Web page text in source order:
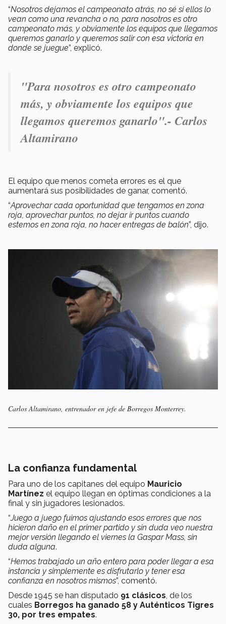
“Nosotros dejamos el campeonato atrás, no sé si ellos lo
vean como una revancha o no, para nosotros es otro
campeonato más, y obviamente los equipos que llegamos
queremos ganarlo y queremos salir con esa victoria en
donde se juegue”, explicó.
"Para nosotros es otro campeonato
más, y obviamente los equipos que
llegamos queremos ganarlo".- Carlos
Altamirano
El equipo que menos cometa errores es el que
aumentará sus posibilidades de ganar, comentó.
“Aprovechar cada oportunidad que tengamos en zona
roja, aprovechar puntos, no dejar ir puntos cuando
estemos en zona roja, no hacer entregas de balón”, dijo.
Carlos Altamirano, entrenador en jefe de Borregos Monterrey.
La confianza fundamental
Para uno de los capitanes del equipo Mauricio
Martínez el equipo llegan en óptimas condiciones a la
final y sin jugadores lesionados.
“Juego a juego fuimos ajustando esos errores que nos
hicieron daño en el primer partido y sin duda veo nuestra
mejor versión llegando el viernes la Gaspar Mass, sin
duda alguna.
“Hemos trabajado un año entero para poder llegar a esa
instancia y simplemente es disfrutarlo y tener esa
confianza en nosotros mismos”, comentó.
Desde 1945 se han disputado 91 clásicos, de los
cuales Borregos ha ganado 58 y Auténticos Tigres
30, por tres empates.